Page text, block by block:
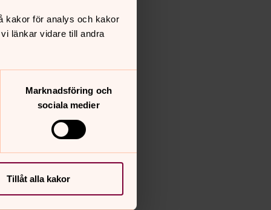
kakor för analys och kakor
länkar vidare till andra
Marknadsföring och
sociala medier
Tillåt alla kakor